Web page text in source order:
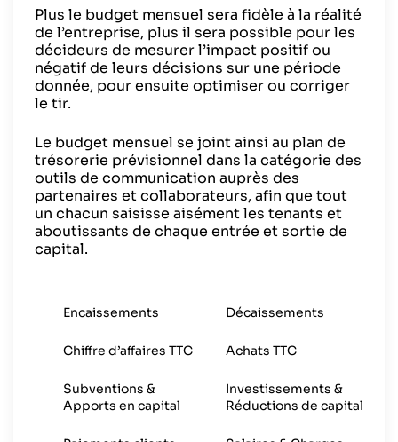
Plus le budget mensuel sera fidèle à la réalité
de l’entreprise, plus il sera possible pour les
décideurs de mesurer l’impact positif ou
négatif de leurs décisions sur une période
donnée, pour ensuite optimiser ou corriger
le tir.
Le budget mensuel se joint ainsi au plan de
trésorerie prévisionnel dans la catégorie des
outils de communication auprès des
partenaires et collaborateurs, afin que tout
un chacun saisisse aisément les tenants et
aboutissants de chaque entrée et sortie de
capital.
Encaissements Décaissements
Chiffre d’affaires TTC Achats TTC
Subventions &
Apports en capital
Investissements &
Réductions de capital